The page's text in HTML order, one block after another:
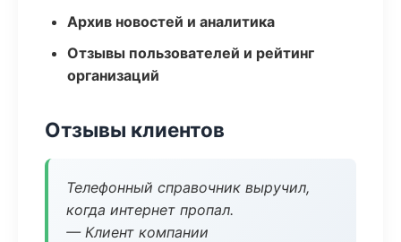
Архив новостей и аналитика
Отзывы пользователей и рейтинг
организаций
Отзывы клиентов
Телефонный справочник выручил,
когда интернет пропал.
— Клиент компании